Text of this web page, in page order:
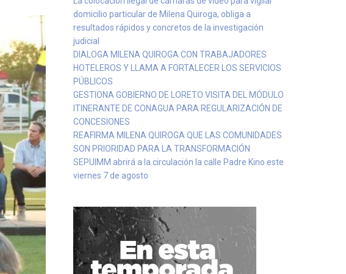
domicilio particular de Milena Quiroga, obliga a
resultados rápidos y concretos de la investigación
judicial
DIALOGA MILENA QUIROGA CON TRABAJADORES
HOTELEROS Y LLAMA A FORTALECER LOS SERVICIOS
PÚBLICOS
GESTIONA GOBIERNO DE LORETO VISITA DEL MÓDULO
ITINERANTE DE CONAGUA PARA REGULARIZACIÓN DE
CONCESIONES
REAFIRMA MILENA QUIROGA QUE LAS COMUNIDADES
SON PRIORIDAD PARA LA TRANSFORMACIÓN
SEPUIMM abrirá a la circulación la calle Padre Kino este
viernes 7 de agosto